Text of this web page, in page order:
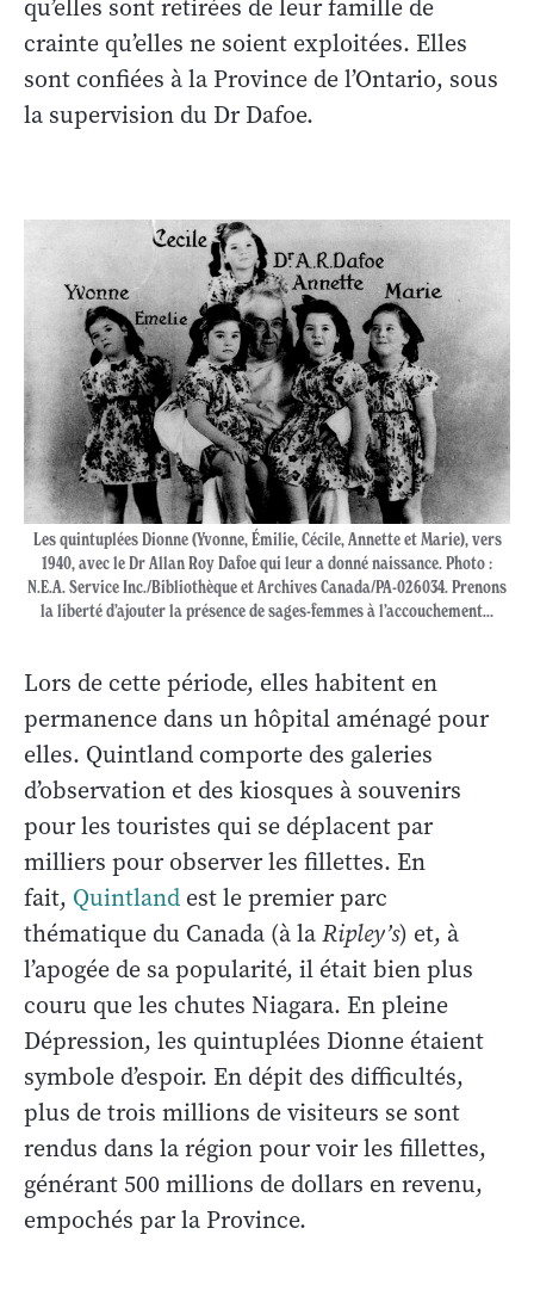
qu’elles sont retirées de leur famille de
crainte qu’elles ne soient exploitées. Elles
sont confiées à la Province de l’Ontario, sous
la supervision du Dr Dafoe.
Les quintuplées Dionne (Yvonne, Émilie, Cécile, Annette et Marie), vers
1940, avec le Dr Allan Roy Dafoe qui leur a donné naissance. Photo :
N.E.A. Service Inc./Bibliothèque et Archives Canada/PA-026034. Prenons
la liberté d’ajouter la présence de sages-femmes à l’accouchement…
Lors de cette période, elles habitent en
permanence dans un hôpital aménagé pour
elles. Quintland comporte des galeries
d’observation et des kiosques à souvenirs
pour les touristes qui se déplacent par
milliers pour observer les fillettes. En
fait, Quintland est le premier parc
thématique du Canada (à laRipley’s) et, à
l’apogée de sa popularité, il était bien plus
couru que les chutes Niagara. En pleine
Dépression, les quintuplées Dionne étaient
symbole d’espoir. En dépit des difficultés,
plus de trois millions de visiteurs se sont
rendus dans la région pour voir les fillettes,
générant 500 millions de dollars en revenu,
empochés par la Province.